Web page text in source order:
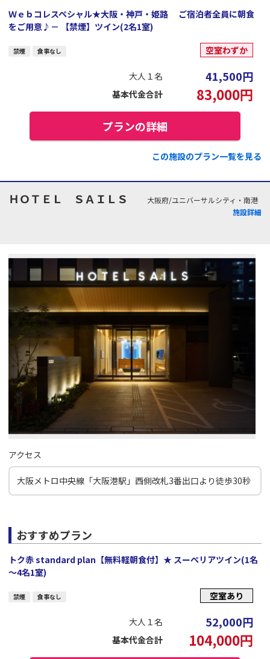
Ｗｅｂコレスペシャル★大阪・神戸・姫路 ご宿泊者全員に朝食
をご用意♪－ 【禁煙】ツイン(2名1室)
禁煙 食事なし 空室わずか
大人１名 41,500円
基本代金合計 83,000円
プランの詳細
この施設のプラン一覧を見る
ＨＯＴＥＬ ＳＡＩＬＳ
大阪府/ユニバーサルシティ・南港
施設詳細
アクセス
大阪メトロ中央線「大阪港駅」西側改札3番出口より徒歩30秒
おすすめプラン
トク赤 standard plan【無料軽朝食付】★ スーペリアツイン(1名
～4名1室)
禁煙 食事なし 空室あり
大人１名 52,000円
基本代金合計 104,000円